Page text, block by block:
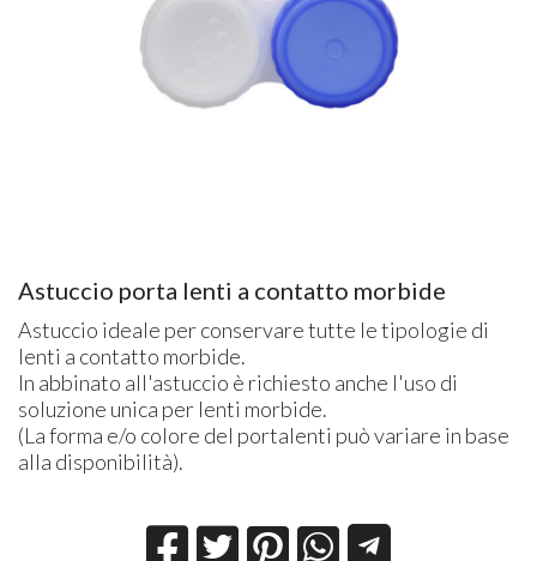
Astuccio porta lenti a contatto morbide
Astuccio ideale per conservare tutte le tipologie di
lenti a contatto morbide.
In abbinato all'astuccio è richiesto anche l'uso di
soluzione unica per lenti morbide.
(La forma e/o colore del portalenti può variare in base
alla disponibilità).